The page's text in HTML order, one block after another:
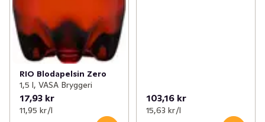
RIO Blodapelsin Zero
1,5 l, VASA Bryggeri
17,93 kr
11,95 kr /l
103,16 kr
15,63 kr /l